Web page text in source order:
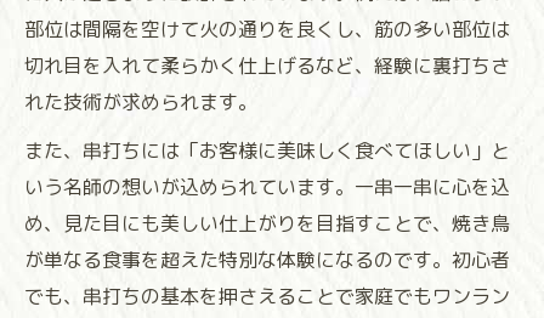
部位は間隔を空けて火の通りを良くし、筋の多い部位は
切れ目を入れて柔らかく仕上げるなど、経験に裏打ちさ
れた技術が求められます。
また、串打ちには「お客様に美味しく食べてほしい」と
いう名師の想いが込められています。一串一串に心を込
め、見た目にも美しい仕上がりを目指すことで、焼き鳥
が単なる食事を超えた特別な体験になるのです。初心者
でも、串打ちの基本を押さえることで家庭でもワンラン